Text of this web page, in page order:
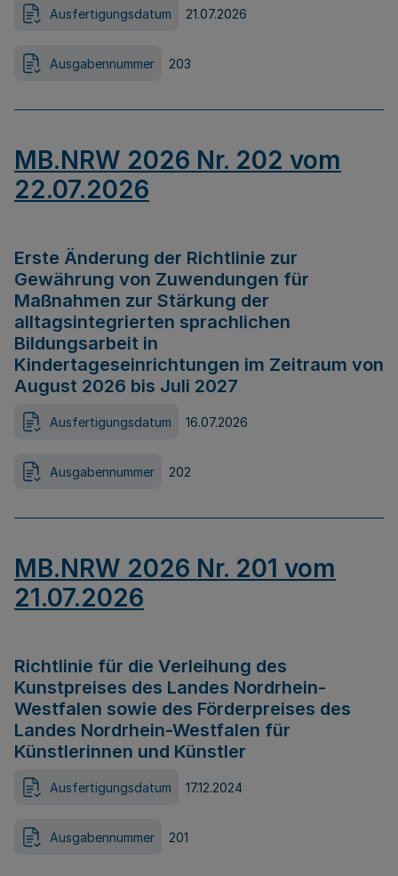
Ausfertigungsdatum 21.07.2026
Ausgabennummer 203
MB.NRW 2026 Nr. 202 vom
22.07.2026
Erste Änderung der Richtlinie zur
Gewährung von Zuwendungen für
Maßnahmen zur Stärkung der
alltagsintegrierten sprachlichen
Bildungsarbeit in
Kindertageseinrichtungen im Zeitraum von
August 2026 bis Juli 2027
Ausfertigungsdatum 16.07.2026
Ausgabennummer 202
MB.NRW 2026 Nr. 201 vom
21.07.2026
Richtlinie für die Verleihung des
Kunstpreises des Landes Nordrhein-
Westfalen sowie des Förderpreises des
Landes Nordrhein-Westfalen für
Künstlerinnen und Künstler
Ausfertigungsdatum 17.12.2024
Ausgabennummer 201